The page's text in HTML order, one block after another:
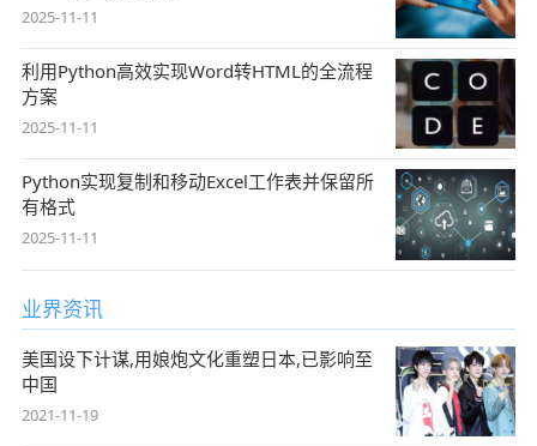
2025-11-11
利用Python高效实现Word转HTML的全流程
方案
2025-11-11
Python实现复制和移动Excel工作表并保留所
有格式
2025-11-11
业界资讯
美国设下计谋,用娘炮文化重塑日本,已影响至
中国
2021-11-19